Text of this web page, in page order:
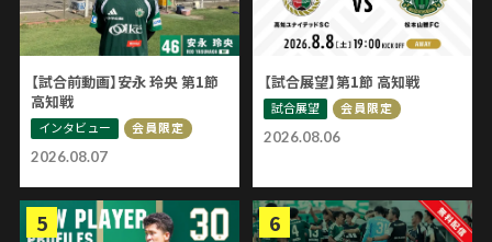
2026.08.07
【試合前動画】安永 玲央 第1節
高知戦
インタビュー 会員限定
2026.08.06
【試合展望】第1節 高知戦
試合展望 会員限定